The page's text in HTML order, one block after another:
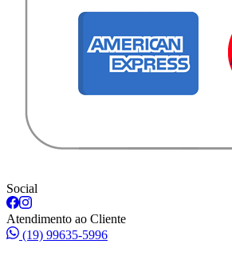
Social
Atendimento ao Cliente
(19) 99635-5996